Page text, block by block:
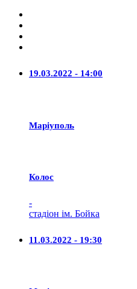
19.03.2022 - 14:00
Маріуполь
Колос
-
стадіон ім. Бойка
11.03.2022 - 19:30